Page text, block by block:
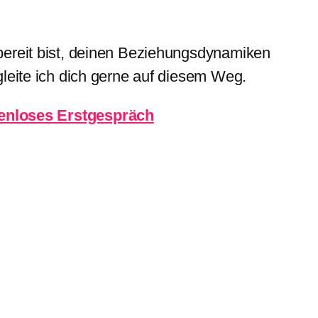
bist, deinen Beziehungsdynamiken
ich dich gerne auf diesem Weg.
Erstgespräch